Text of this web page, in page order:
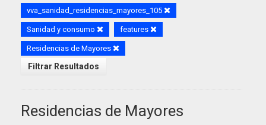
vva_sanidad_residencias_mayores_105
Sanidad y consumo features
Residencias de Mayores
Filtrar Resultados
Residencias de Mayores